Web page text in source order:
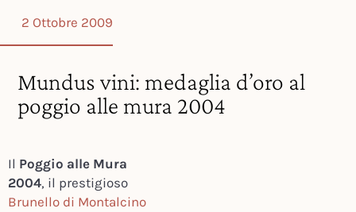
2 Ottobre 2009
Mundus vini: medaglia d’oro al
poggio alle mura 2004
Il Poggio alle Mura
2004, il prestigioso
Brunello di Montalcino